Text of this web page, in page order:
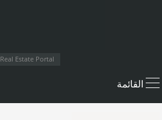
Real Estate Portal
القائمة